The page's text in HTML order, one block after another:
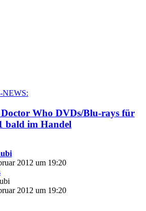
Doctor Who DVDs/Blu-rays für
bald im Handel
2012 um 19:20
2012 um 19:20